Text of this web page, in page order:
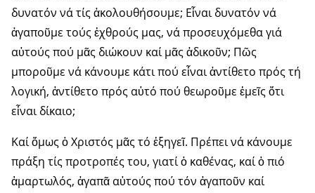
δυνατόν νά τίς ἀκολουθήσουμε; Εἶναι δυνατόν νά
ἀγαποῦμε τούς ἐχθρούς μας, νά προσευχόμεθα γιά
αὐτούς πού μᾶς διώκουν καί μᾶς ἀδικοῦν; Πῶς
μποροῦμε νά κάνουμε κάτι πού εἶναι ἀντίθετο πρός τή
λογική, ἀντίθετο πρός αὐτό πού θεωροῦμε ἐμεῖς ὅτι
εἶναι δίκαιο;
Καί ὅμως ὁ Χριστός μᾶς τό ἐξηγεῖ. Πρέπει νά κάνουμε
πράξη τίς προτροπές του, γιατί ὁ καθένας, καί ὁ πιό
ἁμαρτωλός, ἀγαπᾶ αὐτούς πού τόν ἀγαποῦν καί